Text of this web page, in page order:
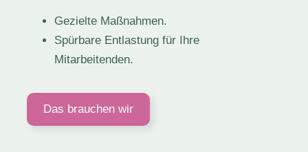
Gezielte Maßnahmen.
Spürbare Entlastung für Ihre
Mitarbeitenden.
Das brauchen wir